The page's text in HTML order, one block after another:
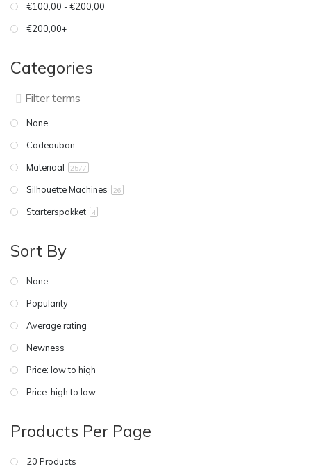
€100,00 - €200,00
€200,00+
Categories
None
Cadeaubon
Materiaal
2577
Silhouette Machines 26
Starterspakket 4
Sort By
None
Popularity
Average rating
Newness
Price: low to high
Price: high to low
Products Per Page
20 Products